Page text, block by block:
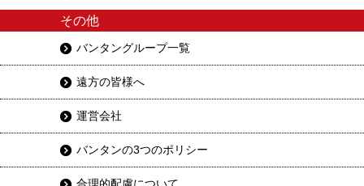
その他
バンタングループ一覧
遠方の皆様へ
運営会社
バンタンの3つのポリシー